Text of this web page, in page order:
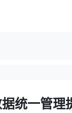
统一管理